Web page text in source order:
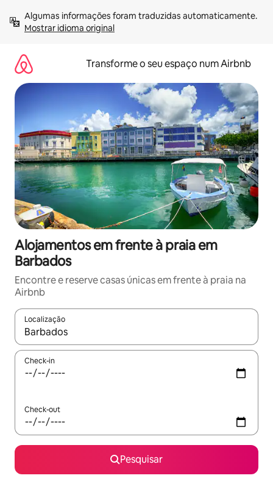
para
Mostrar idioma original
Transforme o seu espaço num Airbnb
Alojamentos em frente à praia em
Barbados
Encontre e reserve casas únicas em frente à praia na
Airbnb
Localização
Quando os resultados estiverem disponíveis, navegue com
Check-in
Check-out
Pesquisar